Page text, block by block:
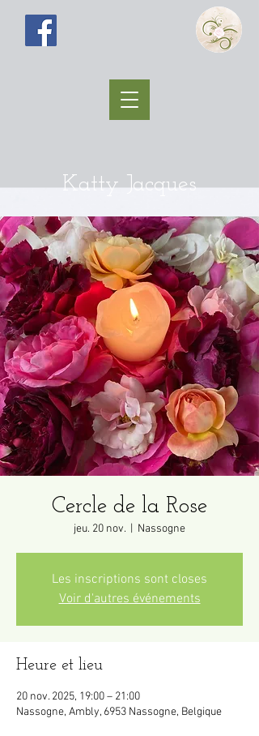
Katty Jacques
Cercle de la Rose
jeu. 20 nov. Nassogne
Les inscriptions sont closes
Voir d'autres événements
Heure et lieu
20 nov. 2025, 19:00 – 21:00
Nassogne, Ambly, 6953 Nassogne, Belgique